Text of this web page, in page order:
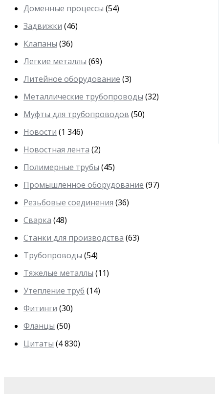
Доменные процессы (54)
Задвижки (46)
Клапаны (36)
Легкие металлы (69)
Литейное оборудование (3)
Металлические трубопроводы (32)
Муфты для трубопроводов (50)
Новости (1 346)
Новостная лента (2)
Полимерные трубы (45)
Промышленное оборудование (97)
Резьбовые соединения (36)
Сварка (48)
Станки для производства (63)
Трубопроводы (54)
Тяжелые металлы (11)
Утепление труб (14)
Фитинги (30)
Фланцы (50)
Цитаты (4 830)